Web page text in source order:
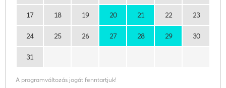
17 18 19 20 21 22 23
24 25 26 27 28 29 30
31
A programváltozás jogát fenntartjuk!